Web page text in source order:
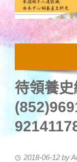
待領養
2018-06-12 by